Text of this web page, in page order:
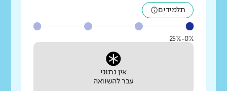
תלמידים
0%-25%
אין נתוני
עבר להשוואה